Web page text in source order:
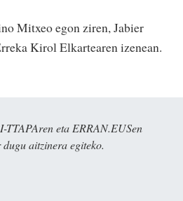
Mitxeo egon ziren, Jabier
Kirol Elkartearen izenean.
TTAPAren eta ERRAN.EUSen
aitzinera egiteko.